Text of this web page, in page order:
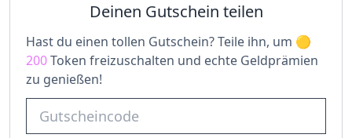
Deinen Gutschein teilen
Hast du einen tollen Gutschein? Teile ihn, um
200Token freizuschalten und echte Geldprämien
zu genießen!